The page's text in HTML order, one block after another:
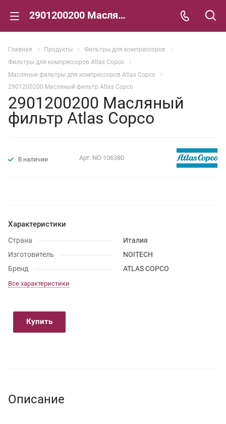
2901200200 Масляный фильтр Atlas Copco
Главная Продукты
Фильтры для компрессоров
Фильтры для компрессоров Atlas Copco
Масляные фильтры для компрессоров Atlas Copco
2901200200 Масляный фильтр Atlas Copco
2901200200 Масляный
фильтр Atlas Copco
В наличии Арт. NO 106380
Характеристики
Страна
Италия
Изготовитель
NOITECH
Бренд
ATLAS COPCO
Все характеристики
Купить
Описание